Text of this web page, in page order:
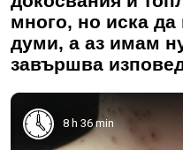
много, но иска да
думи, а аз имам
завършва
8 h 36 min